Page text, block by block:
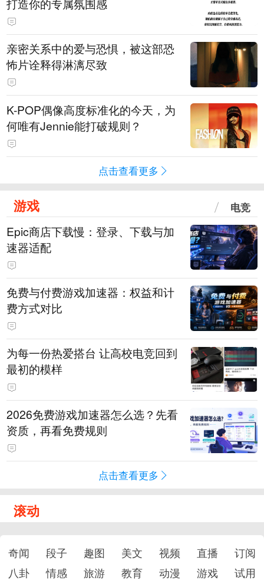
打造你的专属氛围感
亲密关系中的爱与恐惧，被这部恐
怖片诠释得淋漓尽致
K-POP偶像高度标准化的今天，为
何唯有Jennie能打破规则？
点击查看更多
游戏 电竞
Epic商店下载慢：登录、下载与加
速器适配
免费与付费游戏加速器：权益和计
费方式对比
为每一份热爱搭台 让高校电竞回到
最初的模样
2026免费游戏加速器怎么选？先看
资质，再看免费规则
点击查看更多
滚动
奇闻 段子 趣图 美文 视频 直播
订阅
八卦
情感 旅游 教育 动漫 游戏 试用